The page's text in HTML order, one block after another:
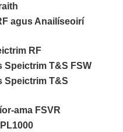
agus Anailíseoirí
RF
T&S FSW
Speictrim T&S
ama FSVR